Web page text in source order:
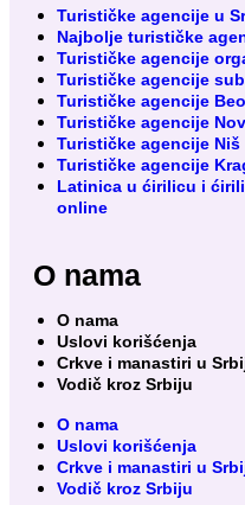
Turističke agencije u
Najbolje turističke
Turističke agencije
Turističke agencije
Turističke agencije
Turističke agencije
Turističke agencije Niš
Turističke agencije
Latinica u ćirilicu i
online
O nama
O nama
Uslovi korišćenja
Crkve i manastiri u
Vodič kroz Srbiju
O nama
Uslovi korišćenja
Crkve i manastiri u
Vodič kroz Srbiju